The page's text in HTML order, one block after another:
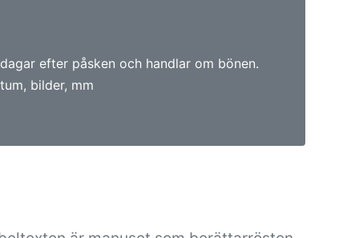
efter påsken och handlar om bönen.
bilder, mm